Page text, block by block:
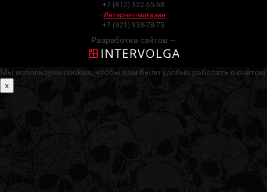
+7 (812) 322-65-68
- Интернет-магазин:
+7 (921) 938-78-75
Разработка сайтов —
Мы используем cookies, чтобы вам было удобно работать с сайтом
x